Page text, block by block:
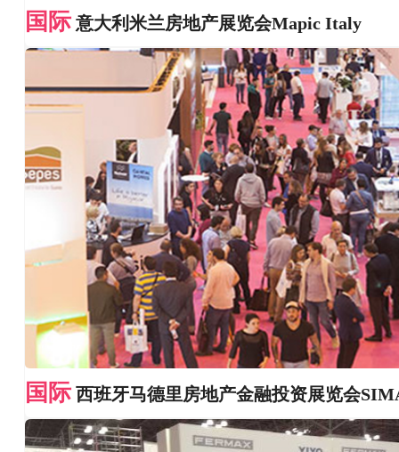
国际 意大利米兰房地产展览会Mapic Italy
国际 西班牙马德里房地产金融投资展览会